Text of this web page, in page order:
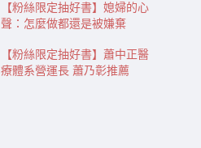
【粉絲限定抽好書】媳婦的心
聲：怎麼做都還是被嫌棄
【粉絲限定抽好書】蕭中正醫
療體系營運長 蕭乃彰推薦